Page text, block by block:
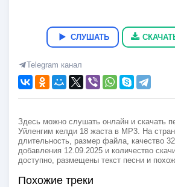
СЛУШАТЬ
Telegram канал
Здесь можно слушать онлайн и скачать
Уйленгим келди 18 жаста в MP3. На
длительность, размер файла, качество
добавления 12.09.2025 и количество
доступно, размещены текст песни и
Похожие треки